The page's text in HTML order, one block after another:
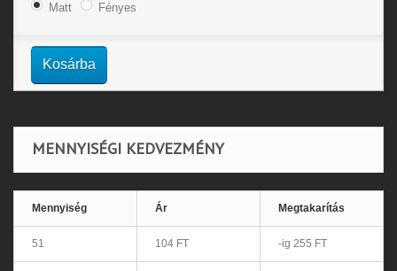
Matt
Fényes
Kosárba
MENNYISÉGI KEDVEZMÉNY
Mennyiség Ár Megtakarítás
51 104 FT -ig 255 FT